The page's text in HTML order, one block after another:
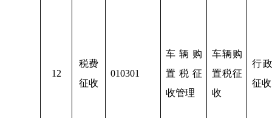
1 2
税费
征收
010301
车辆购
置税征
收管理
车辆购
置税征
收
行
征收